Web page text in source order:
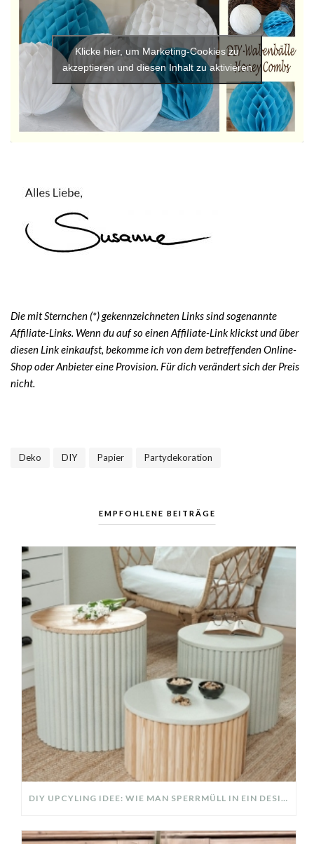
Klicke hier, um Marketing-Cookies zu
akzeptieren und diesen Inhalt zu aktivieren
Die mit Sternchen (*) gekennzeichneten Links sind sogenannte
Affiliate-Links. Wenn du auf so einen Affiliate-Link klickst und über
diesen Link einkaufst, bekomme ich von dem betreffenden Online-
Shop oder Anbieter eine Provision. Für dich verändert sich der Preis
nicht.
Deko DIY Papier Partydekoration
EMPFOHLENE BEITRÄGE
DIY UPCYLING IDEE: WIE MAN SPERRMÜLL IN EIN DESIGNER TEIL VERWANDELT